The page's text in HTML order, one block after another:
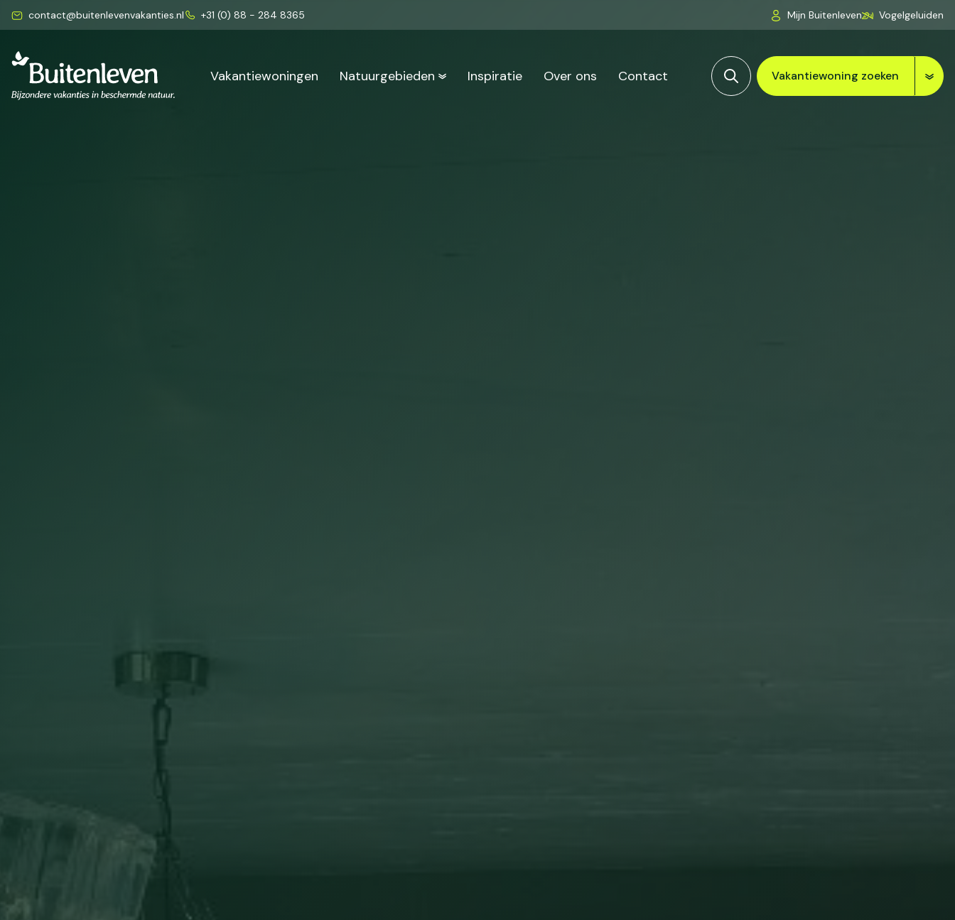
contact@buitenlevenvakanties.nl +31 (0) 88 - 284 8365 Mijn Buitenleven Vogelgeluiden
Vakantiewoningen Natuurgebieden Inspiratie Over ons Contact Vakantiewoning zoeken